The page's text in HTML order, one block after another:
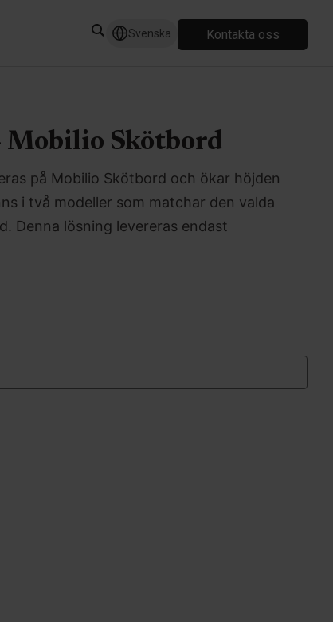
Svenska Kontakta oss
Mobilio Skötbord
på Mobilio Skötbord och ökar höjden
i två modeller som matchar den valda
Denna lösning levereras endast